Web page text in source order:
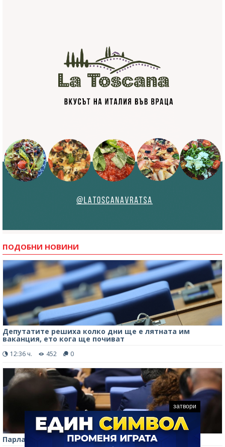
ПОДОБНИ НОВИНИ
Депутатите решиха колко дни ще е лятната им
ваканция, ето кога ще почиват
12:36 ч. 452 0
Парламентът прие нови правила за избор на ВСС
затвори